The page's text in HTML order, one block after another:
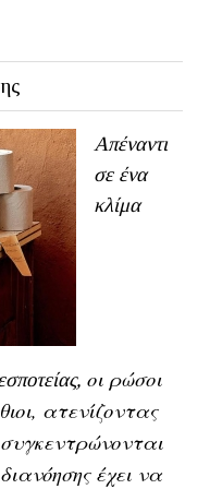
Απέναντι
σε ένα
κλίμα
οι ρώσοι
ατενίζοντας
έχει να